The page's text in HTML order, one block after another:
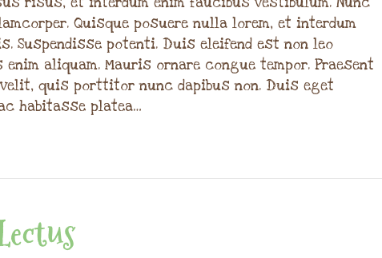
Quisque posuere nulla lorem, et interdum
Suspendisse potenti. Duis eleifend est non leo
aliquam. Mauris ornare congue tempor. Praesent
quis porttitor nunc dapibus non. Duis eget
habitasse platea…